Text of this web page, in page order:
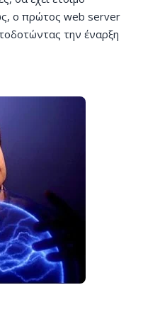
ο πρώτος web server
την έναρξη